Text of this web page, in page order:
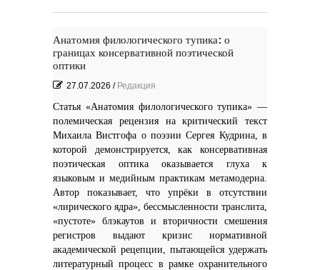
Анатомия филологического тупика: о
границах консервативной поэтической
оптики
27.07.2026 / Редакция
Статья «Анатомия филологического тупика» —
полемическая рецензия на критический текст
Михаила Вистгофа о поэзии Сергея Кудрина, в
которой демонстрируется, как консервативная
поэтическая оптика оказывается глуха к
языковым и медийным практикам метамодерна.
Автор показывает, что упрёки в отсутствии
«лирического ядра», бессмысленности транслита,
«пустоте» блэкаутов и вторичности смешения
регистров выдают кризис нормативной
академической рецепции, пытающейся удержать
литературный процесс в рамке охранительного